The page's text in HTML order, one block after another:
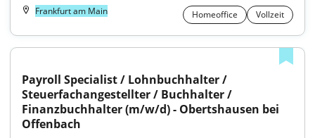
Frankfurt am Main Homeoffice Vollzeit
Payroll Specialist / Lohnbuchhalter /
Steuerfachangestellter / Buchhalter /
Finanzbuchhalter (m/w/d) - Obertshausen bei
Offenbach